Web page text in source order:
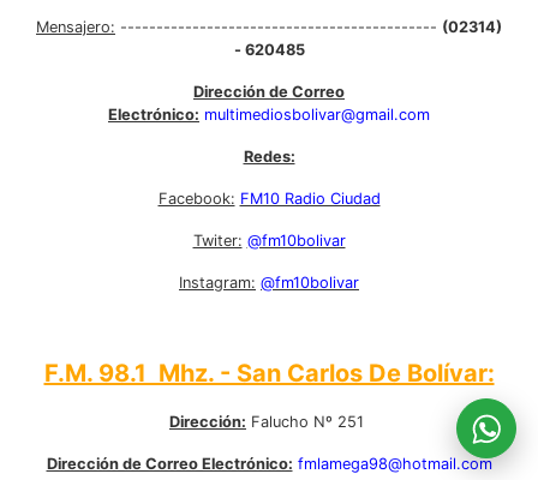
Mensajero: -------------------------------------------- (02314)
- 620485
Dirección de Correo
Electrónico: multimediosbolivar@gmail.com
Redes:
Facebook: FM10 Radio Ciudad
Twiter: @fm10bolivar
Instagram: @fm10bolivar
F.M. 98.1 Mhz. - San Carlos De Bolívar:
Dirección: Falucho Nº 251
Dirección de Correo Electrónico: fmlamega98@hotmail.com